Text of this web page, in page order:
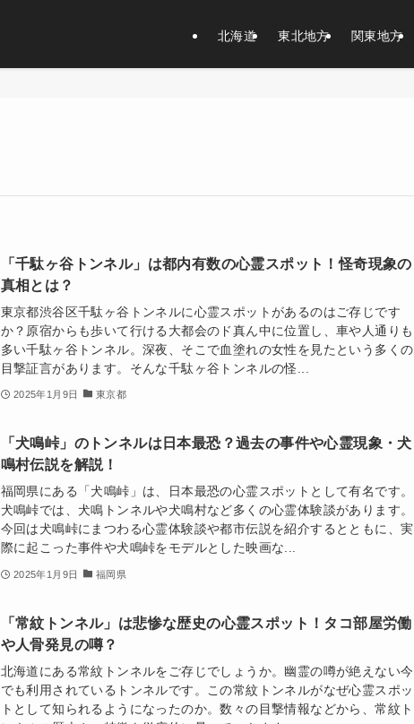
北海道 東北地方 関東地方
「千駄ヶ谷トンネル」は都内有数の心霊スポット！怪奇現象の
真相とは？
東京都渋谷区千駄ヶ谷トンネルに心霊スポットがあるのはご存じです
か？原宿からも歩いて行ける大都会のド真ん中に位置し、車や人通りも
多い千駄ヶ谷トンネル。深夜、そこで血塗れの女性を見たという多くの
目撃証言があります。そんな千駄ヶ谷トンネルの怪...
2025年1月9日 東京都
「犬鳴峠」のトンネルは日本最恐？過去の事件や心霊現象・犬
鳴村伝説を解説！
福岡県にある「犬鳴峠」は、日本最恐の心霊スポットとして有名です。
犬鳴峠では、犬鳴トンネルや犬鳴村など多くの心霊体験談があります。
今回は犬鳴峠にまつわる心霊体験談や都市伝説を紹介するとともに、実
際に起こった事件や犬鳴峠をモデルとした映画な...
2025年1月9日 福岡県
「常紋トンネル」は悲惨な歴史の心霊スポット！タコ部屋労働
や人骨発見の噂？
北海道にある常紋トンネルをご存じでしょうか。幽霊の噂が絶えない今
でも利用されているトンネルです。この常紋トンネルがなぜ心霊スポッ
トとして知られるようになったのか。数々の目撃情報などから、常紋ト